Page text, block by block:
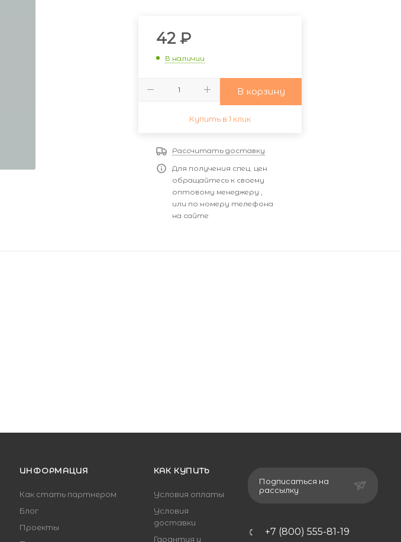
42 ₽
В наличии
В корзину
Купить в 1 клик
Рассчитать доставку
Для получения спец. цен
обращайтесь к своему
оптовому менеджеру ,
или по номеру телефона
на сайте
ИНФОРМАЦИЯ
Как стать партнером
Блог
Проекты
КАК КУПИТЬ
Условия оплаты
Условия
доставки
Гарантия и
Подписаться на
рассылку
+7 (800) 555-81-19